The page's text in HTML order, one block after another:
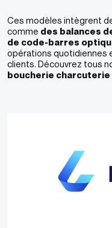
Ces modèles intègrent
comme des balances
de code-barres
opérations quotidiennes
clients​. Découvrez tous
boucherie charcuterie